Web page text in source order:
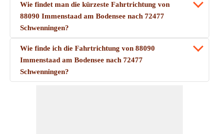
Wie findet man die kürzeste Fahrtrichtung von
88090 Immenstaad am Bodensee nach 72477
Schwenningen?
Wie finde ich die Fahrtrichtung von 88090
Immenstaad am Bodensee nach 72477
Schwenningen?